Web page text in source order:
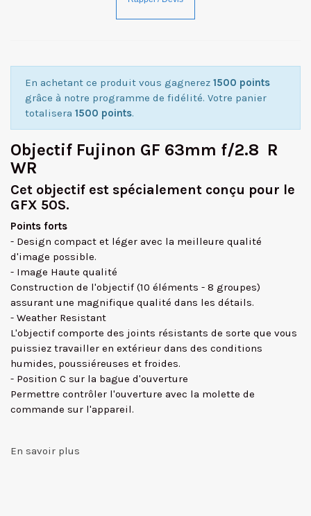
En achetant ce produit vous gagnerez 1500 points
grâce à notre programme de fidélité. Votre panier
totalisera 1500 points.
Objectif Fujinon GF 63mm f/2.8 R
WR
Cet objectif est spécialement conçu pour le
GFX 50S.
Points forts
- Design compact et léger avec la meilleure qualité
d'image possible.
- Image Haute qualité
Construction de l'objectif (10 éléments - 8 groupes)
assurant une magnifique qualité dans les détails.
- Weather Resistant
L'objectif comporte des joints résistants de sorte que vous
puissiez travailler en extérieur dans des conditions
humides, poussiéreuses et froides.
- Position C sur la bague d'ouverture
Permettre contrôler l'ouverture avec la molette de
commande sur l'appareil.
En savoir plus